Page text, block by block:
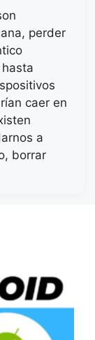
perder
caer en
a
borrar